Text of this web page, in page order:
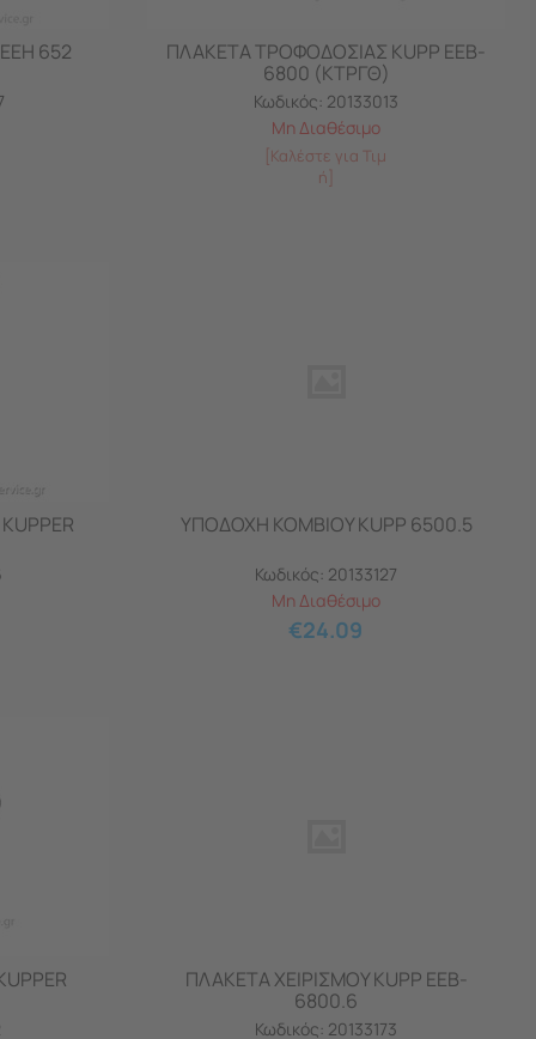
652
ΠΛΑΚΕΤΑ ΤΡΟΦΟΔΟΣΙΑΣ KUPP EEB-
6800 (ΚΤΡΓΘ)
Κωδικός: 20133013
Μη Διαθέσιμο
[Καλέστε για Τιμ
ή]
ΥΠΟΔΟΧΗ ΚΟΜΒIOY KUPP 6500.5
Κωδικός: 20133127
Μη Διαθέσιμο
€24.09
ΠΛΑΚΕΤΑ ΧΕΙΡΙΣΜΟΥ KUPP EEB-
6800.6
Κωδικός: 20133173